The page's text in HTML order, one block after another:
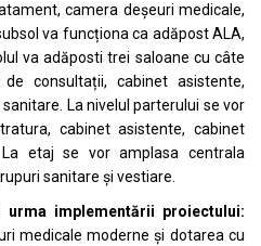
camera deșeuri medicale,
va funcționa ca adăpost ALA,
va adăposti trei saloane cu câte
consultații, cabinet asistente,
La nivelul parterului se vor
cabinet asistente, cabinet
etaj se vor amplasa centrala
sanitare și vestiare.
urma implementării proiectului:
medicale moderne și dotarea cu